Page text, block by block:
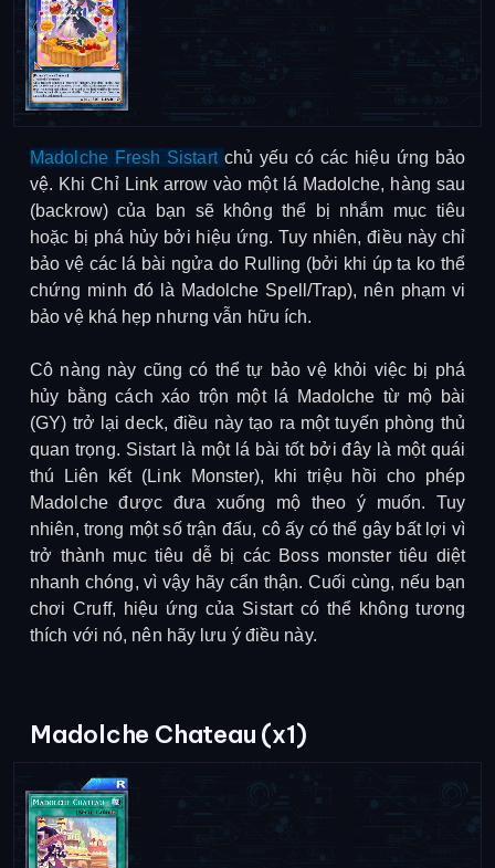
Madolche Fresh Sistart chủ yếu có các hiệu ứng bảo
vệ. Khi Chỉ Link arrow vào một lá Madolche, hàng sau
(backrow) của bạn sẽ không thể bị nhắm mục tiêu
hoặc bị phá hủy bởi hiệu ứng. Tuy nhiên, điều này chỉ
bảo vệ các lá bài ngửa do Rulling (bởi khi úp ta ko thể
chứng minh đó là Madolche Spell/Trap), nên phạm vi
bảo vệ khá hẹp nhưng vẫn hữu ích.
Cô nàng này cũng có thể tự bảo vệ khỏi việc bị phá
hủy bằng cách xáo trộn một lá Madolche từ mộ bài
(GY) trở lại deck, điều này tạo ra một tuyến phòng thủ
quan trọng. Sistart là một lá bài tốt bởi đây là một quái
thú Liên kết (Link Monster), khi triệu hồi cho phép
Madolche được đưa xuống mộ theo ý muốn. Tuy
nhiên, trong một số trận đấu, cô ấy có thể gây bất lợi vì
trở thành mục tiêu dễ bị các Boss monster tiêu diệt
nhanh chóng, vì vậy hãy cẩn thận. Cuối cùng, nếu bạn
chơi Cruff, hiệu ứng của Sistart có thể không tương
thích với nó, nên hãy lưu ý điều này.
Madolche Chateau (x1)